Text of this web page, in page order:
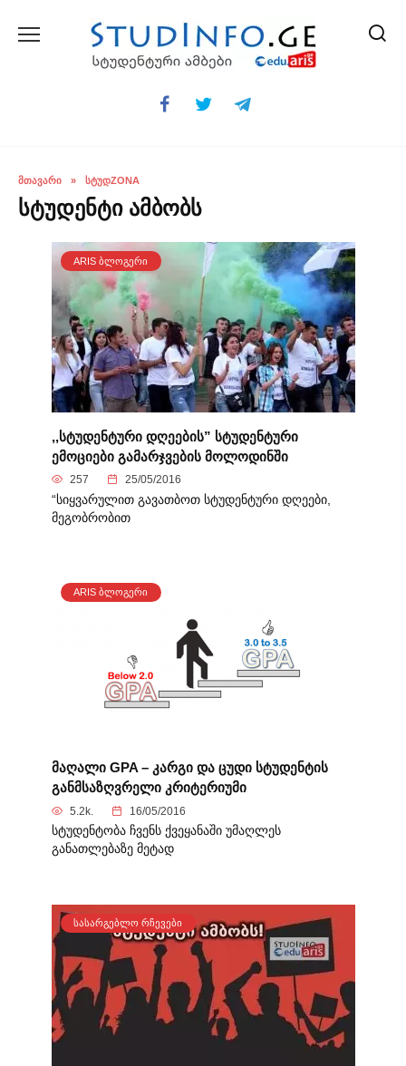
ᲛᲗᲐᲕᲐᲠᲘ » ᲡᲢᲣᲓZONA
სტუდენტი ამბობს
ARIS ᲑᲚᲝᲒᲔᲠᲘ
,,სტუდენტური დღეების” სტუდენტური
ემოციები გამარჯვების მოლოდინში
257 25/05/2016
“სიყვარულით გავათბოთ სტუდენტური დღეები,
მეგობრობით
ARIS ᲑᲚᲝᲒᲔᲠᲘ
მაღალი GPA – კარგი და ცუდი სტუდენტის
განმსაზღვრელი კრიტერიუმი
5.2k. 16/05/2016
სტუდენტობა ჩვენს ქვეყანაში უმაღლეს
განათლებაზე მეტად
ᲡᲐᲡᲐᲠᲒᲔᲑᲚᲝ ᲠᲩᲔᲕᲔᲑᲘ